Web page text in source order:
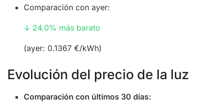
Comparación con ayer:
↓ 24.0% más barato
(ayer: 0.1367 €/kWh)
Evolución del precio de la luz
Comparación con últimos 30 días: